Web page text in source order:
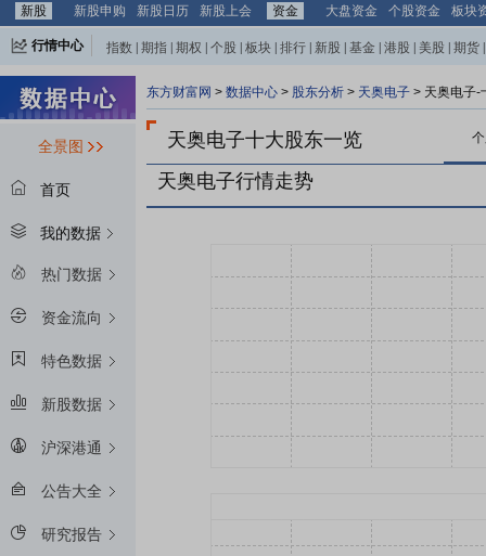
新股
新股申购 新股日历 新股上会 资金 大盘资金 个股资金 板块
行情中心 指数 期指 期权 个股 板块 排行 新股 基金 港股 美股 期货
全景图
首页
我的数据
热门数据
资金流向
特色数据
新股数据
沪深港通
公告大全
研究报告
东方财富网 > 数据中心 > 股东分析 > 天奥电子 > 天奥电子-
天奥电子十大股东一览
天奥电子行情走势